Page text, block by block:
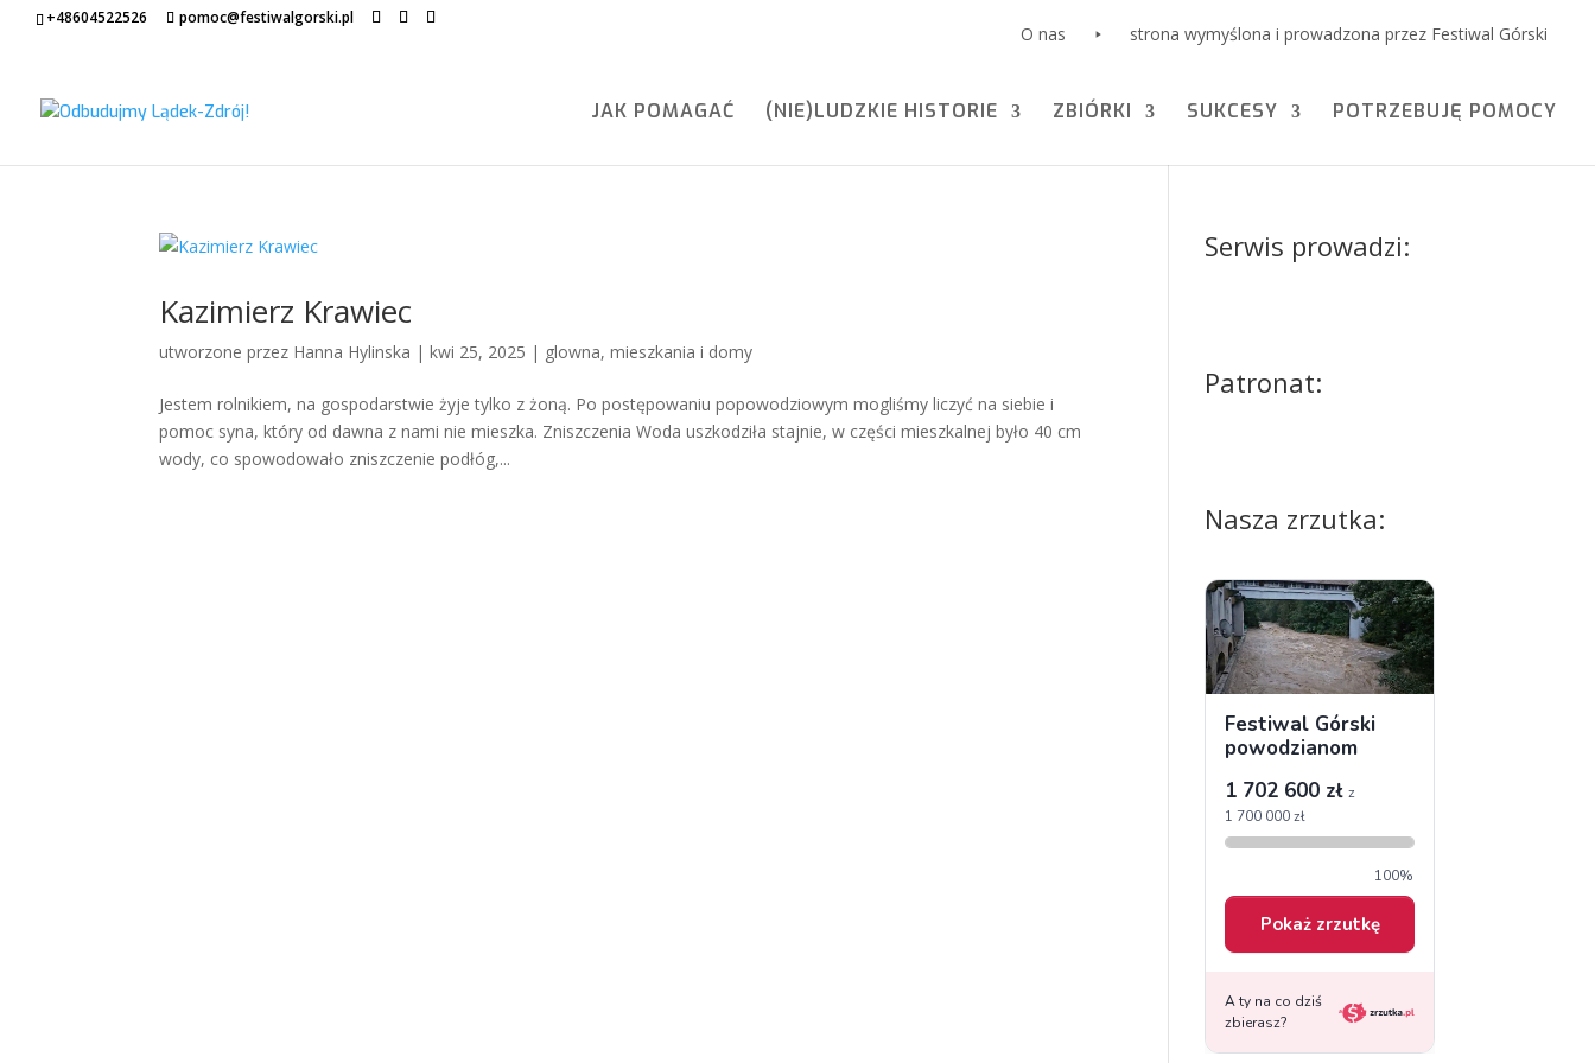
+48604522526 pomoc@festiwalgorski.pl
O nas strona wymyślona i prowadzona przez Festiwal Górski
JAK POMAGAĆ (NIE)LUDZKIE HISTORIE ZBIÓRKI SUKCESY POTRZEBUJĘ POMOCY
Kazimierz Krawiec
utworzone przez Hanna Hylinska |kwi 25, 2025 | glowna,mieszkania i domy
Jestem rolnikiem, na gospodarstwie żyje tylko z żoną. Po postępowaniu popowodziowym mogliśmy liczyć na siebie i
pomoc syna, który od dawna z nami nie mieszka. Zniszczenia Woda uszkodziła stajnie, w części mieszkalnej było 40 cm
wody, co spowodowało zniszczenie podłóg,...
Serwis prowadzi:
Patronat:
Nasza zrzutka: